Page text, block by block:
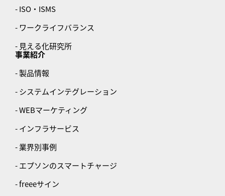
- ISO・ISMS
- ワークライフバランス
- 見える化研究所
事業紹介
- 製品情報
- システムインテグレーション
- WEBマーケティング
- インフラサービス
- 業界別事例
- エプソンのスマートチャージ
- freeeサイン